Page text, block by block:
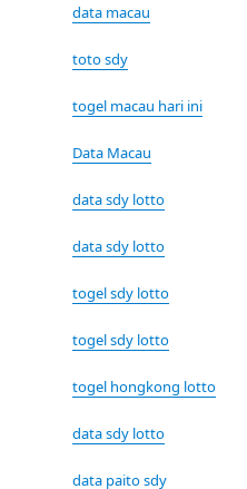
data macau
toto sdy
togel macau hari ini
Data Macau
data sdy lotto
data sdy lotto
togel sdy lotto
togel sdy lotto
togel hongkong lotto
data sdy lotto
data paito sdy